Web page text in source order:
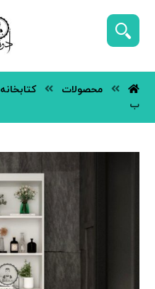
محصولات کتابخانه
ب